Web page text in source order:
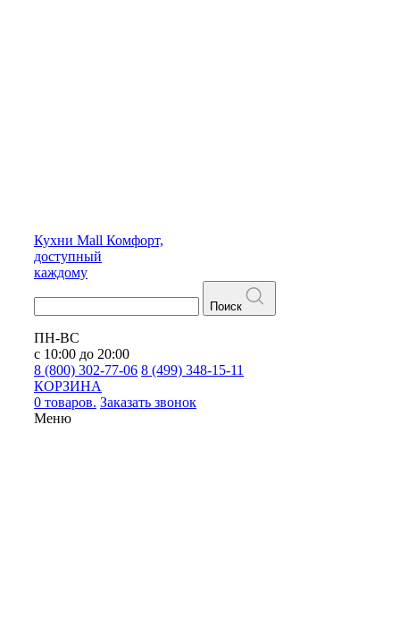
Кухни Mall Комфорт,
доступный
каждому
Поиск
ПН-ВС
с 10:00 до 20:00
8 (800) 302-77-06 8 (499) 348-15-11
КОРЗИНА
0 товаров. Заказать звонок
Меню